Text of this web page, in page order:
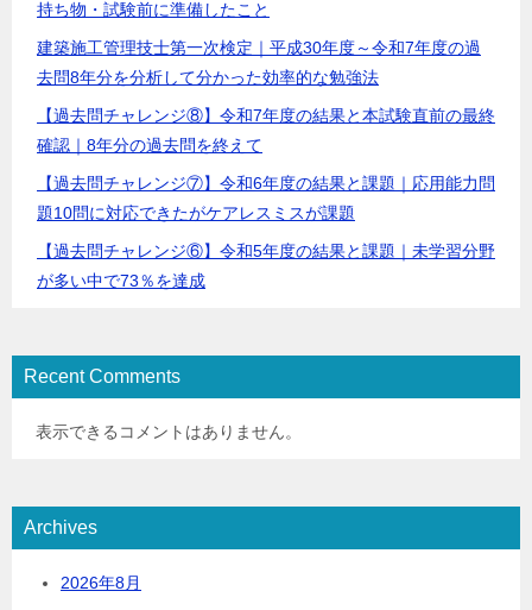
持ち物・試験前に準備したこと
建築施工管理技士第一次検定｜平成30年度～令和7年度の過
去問8年分を分析して分かった効率的な勉強法
【過去問チャレンジ⑧】令和7年度の結果と本試験直前の最終
確認｜8年分の過去問を終えて
【過去問チャレンジ⑦】令和6年度の結果と課題｜応用能力問
題10問に対応できたがケアレスミスが課題
【過去問チャレンジ⑥】令和5年度の結果と課題｜未学習分野
が多い中で73％を達成
Recent Comments
表示できるコメントはありません。
Archives
2026年8月